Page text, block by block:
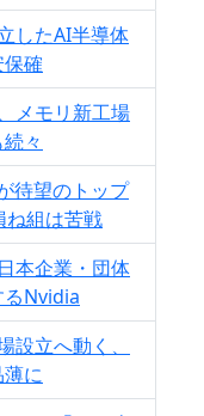
したAI半導体
確
メモリ新工場
々
待望のトップ
ね組は苦戦
本企業・団体
るNvidia
立へ動く、
に